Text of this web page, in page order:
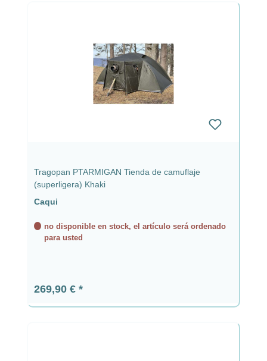
Tragopan PTARMIGAN Tienda de camuflaje
(superligera) Khaki
Caqui
no disponible en stock, el artículo será ordenado
para usted
Precio normal:
269,90 €